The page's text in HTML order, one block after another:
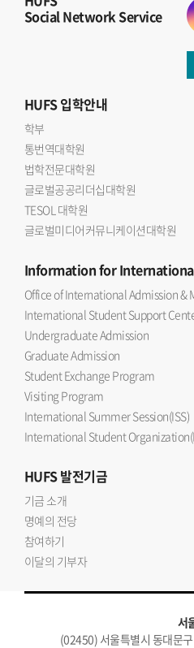
Social Network Service
HUFS입학안내
학부
통번역대학원
법학전문대학원
글로벌공공리더십대학원
TESOL 대학원
글로벌미디어커뮤니케이션대학원
Informationfor
Office of International Admission &
International Student Support
Undergraduate Admission
Graduate Admission
Student Exchange Program
Visiting Program
International Summer Session(ISS)
International Student
HUFS발전기금
기금 소개
명예의 전당
참여하기
이달의 기부자
서
(02450) 서울특별시 동대문